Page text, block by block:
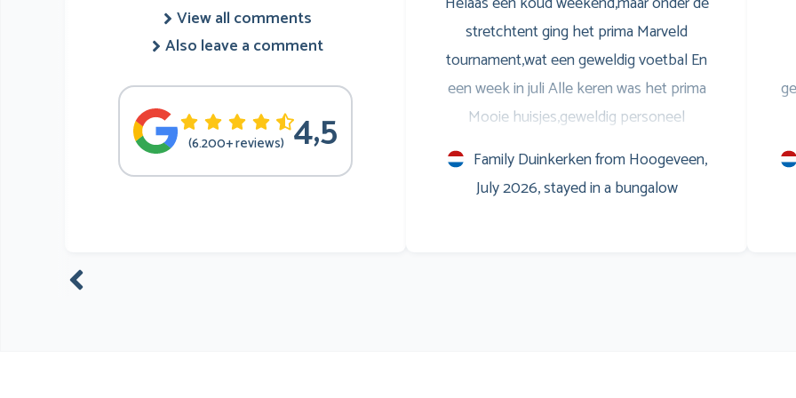
View all comments
Also leave a comment
(6.200+ reviews) 4,5
stretchtent ging het prima Marveld
tournament,wat een geweldig voetbal En
een week in juli Alle keren was het prima
Mooie huisjes,geweldig personeel
Entertainment voor de jongeren,is ook prima
Savonds op het terras leuke muziek,en
natuurlijk het WK voetbal op het scherm
Family Duinkerken from Hoogeveen,
July 2026, stayed in a bungalow